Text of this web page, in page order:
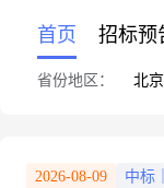
首页 招标预
省份地区： 北京
2026-08-09 中标